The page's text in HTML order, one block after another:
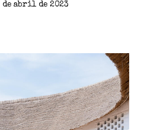
de abril de 2023